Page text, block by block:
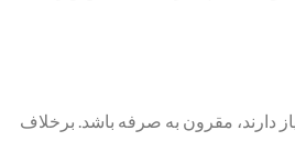
دارند، مقرون به صرفه باشد. برخلاف